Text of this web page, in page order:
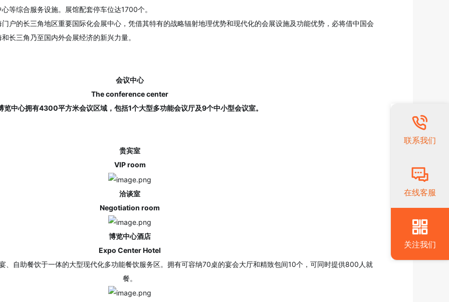
等综合服务设施。展馆配套停车位达1700个。
户的长三角地区重要国际化会展中心，凭借其特有的战略辐射地理优势和现代化的会展设施及功能优势，必将借中国会
长三角乃至国内外会展经济的新兴力量。
会议中心
The conference center
览中心拥有4300平方米会议区域，包括1个大型多功能会议厅及9个中小型会议室。
贵宾室
VIP room
洽谈室
Negotiation room
博览中心酒店
Expo Center Hotel
、自助餐饮于一体的大型现代化多功能餐饮服务区。拥有可容纳70桌的宴会大厅和精致包间10个，可同时提供800人就
餐。
联系我们
在线客服
关注我们